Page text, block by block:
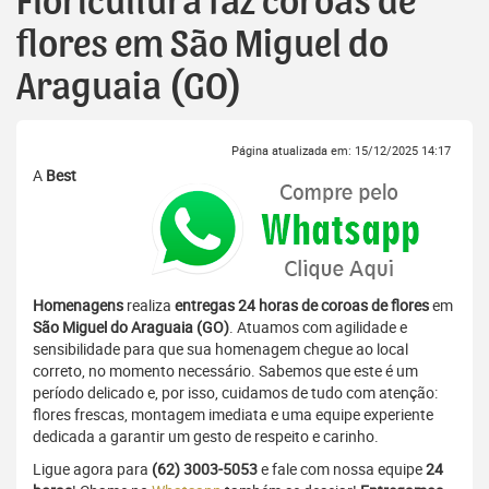
flores em São Miguel do
Araguaia (GO)
Página atualizada em: 15/12/2025 14:17
A Best
Homenagens realiza entregas 24 horas de coroas de floresem
São Miguel do Araguaia (GO). Atuamos com agilidade e
sensibilidade para que sua homenagem chegue ao local
correto, no momento necessário. Sabemos que este é um
período delicado e, por isso, cuidamos de tudo com atenção:
flores frescas, montagem imediata e uma equipe experiente
dedicada a garantir um gesto de respeito e carinho.
Ligue agora para (62) 3003-5053e fale com nossa equipe24